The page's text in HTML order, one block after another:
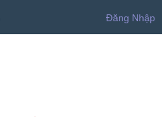
Đăng Nhập